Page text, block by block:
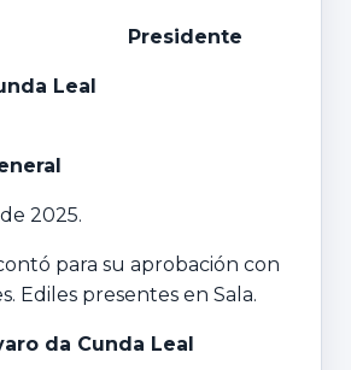
Presidente
Leal
2025.
para su aprobación con
Ediles presentes en Sala.
da Cunda Leal